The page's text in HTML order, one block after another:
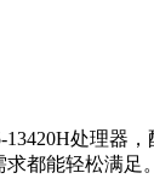
13420H处理器
都能轻松满足。